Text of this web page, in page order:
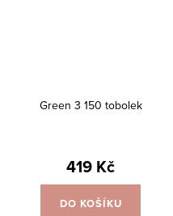
Green 3 150 tobolek
419 Kč
DO KOŠÍKU